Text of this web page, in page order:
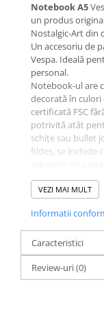
Notebook A5
un produs
Nostalgic-Art din
Un accesoriu de
Vespa. Ideală
personal.
Notebook-ul are
decorată în
certificată FSC
potrivită atât
schițe sau bullet
fildeș, se închide
spate, pentru
Format A5
O idee de cadou
VEZI MAI MULT
Informatii
Caracteristici
Review-uri(0)